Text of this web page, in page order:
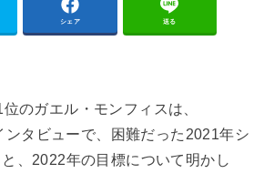
シェア 送る
のガエル・モンフィスは、
ンタビューで、困難だった2021年シ
、2022年の目標について明かし